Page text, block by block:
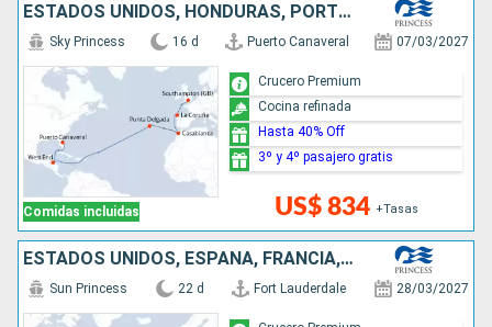
ESTADOS UNIDOS, HONDURAS, PORTUGAL, MARRUECOS, ESPAÑA, REINO UNIDO
Comidas incluidas
Sky Princess 16 d Puerto Canaveral 07/03/2027
US$ 834 +Tasas
Crucero Premium
Cocina refinada
Hasta 40% Off
3º y 4º pasajero gratis
ESTADOS UNIDOS, ESPAÑA, FRANCIA, ITALIA
Sun Princess 22 d Fort Lauderdale 28/03/2027